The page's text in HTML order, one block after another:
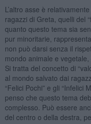
L’altro asse è
ragazzi di Greta, quelli del
quanto questo tema sia
pur minoritarie,
non può darsi senza il
mondo animale e vegetale,
Si tratta del concetto di
al mondo salvato dai
“Felici Pochi” e gli “Infelici
penso che questo tema
complesso. Può essere
del centro o della destra,